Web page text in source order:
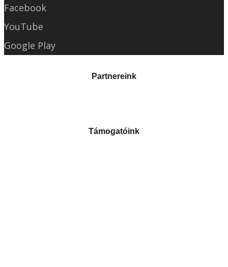
Facebook
YouTube
Google Play
Partnereink
Támogatóink